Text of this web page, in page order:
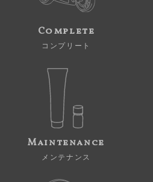
Complete
コンプリート
Maintenance
メンテナンス